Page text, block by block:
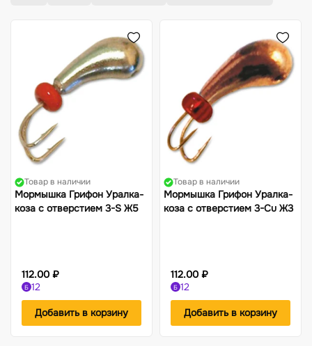
Товар в наличии
Мормышка Грифон Уралка-
коза с отверстием 3-S Ж5
112.00 ₽
Б 12
Добавить в корзину
Товар в наличии
Мормышка Грифон Уралка-
коза с отверстием 3-Cu Ж3
112.00 ₽
Б 12
Добавить в корзину